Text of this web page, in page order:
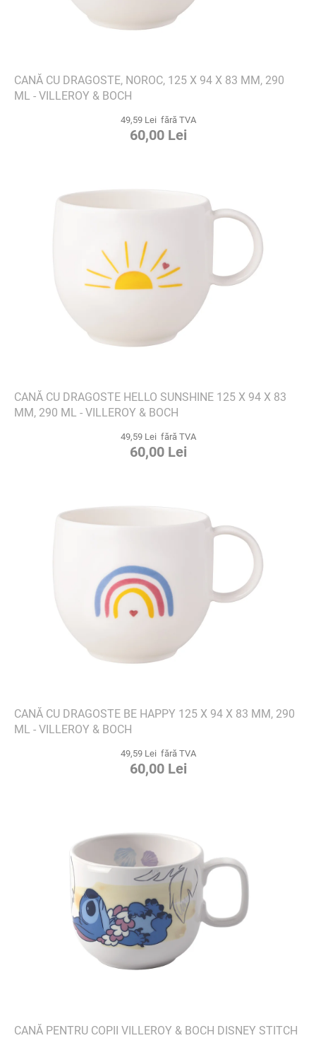
CANĂ CU DRAGOSTE, NOROC, 125 X 94 X 83 MM, 290
ML - VILLEROY & BOCH
49,59 Lei fără TVA
60,00 Lei
CANĂ CU DRAGOSTE HELLO SUNSHINE 125 X 94 X 83
MM, 290 ML - VILLEROY & BOCH
49,59 Lei fără TVA
60,00 Lei
CANĂ CU DRAGOSTE BE HAPPY 125 X 94 X 83 MM, 290
ML - VILLEROY & BOCH
49,59 Lei fără TVA
60,00 Lei
CANĂ PENTRU COPII VILLEROY & BOCH DISNEY STITCH